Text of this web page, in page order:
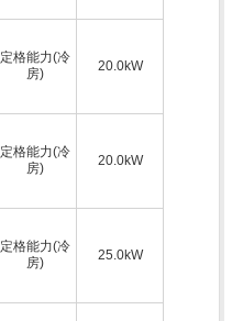
定格能力(冷
房)
20.0kW
定格能力(冷
房)
20.0kW
定格能力(冷
房)
25.0kW